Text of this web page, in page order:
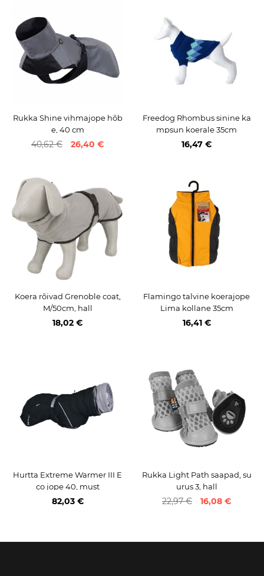
Rukka Shine vihmajope hõb
e, 40 cm
40,62 € 26,40 €
Freedog Rhombus sinine ka
mpsun koerale 35cm
16,47 €
Koera rõivad Grenoble coat,
M/50cm, hall
18,02 €
Flamingo talvine koerajope
Lima kollane 35cm
16,41 €
Hurtta Extreme Warmer III E
co jope 40, must
82,03 €
Rukka Light Path saapad, su
urus 3, hall
22,97 € 16,08 €